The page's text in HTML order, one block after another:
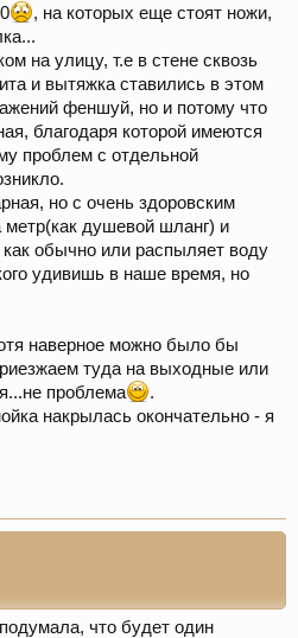
, на которых еще стоят ножи,
на улицу, т.е в стене сквозь
и вытяжка ставились в этом
феншуй, но и потому что
благодаря которой имеются
проблем с отдельной
но с очень здоровским
метр(как душевой шланг) и
обычно или распыляет воду
удивишь в наше время, но
наверное можно было бы
туда на выходные или
проблема
.
накрылась окончательно - я
что будет один